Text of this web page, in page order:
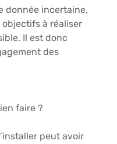
donnée incertaine,
à réaliser
Il est donc
des
faire ?
peut avoir